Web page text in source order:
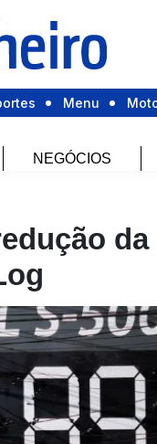
Menu
NEGÓCIOS
da